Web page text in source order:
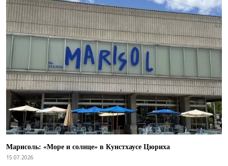
Марисоль: «Море и солнце» в Кунстхаусе Цюриха
15.07.2026